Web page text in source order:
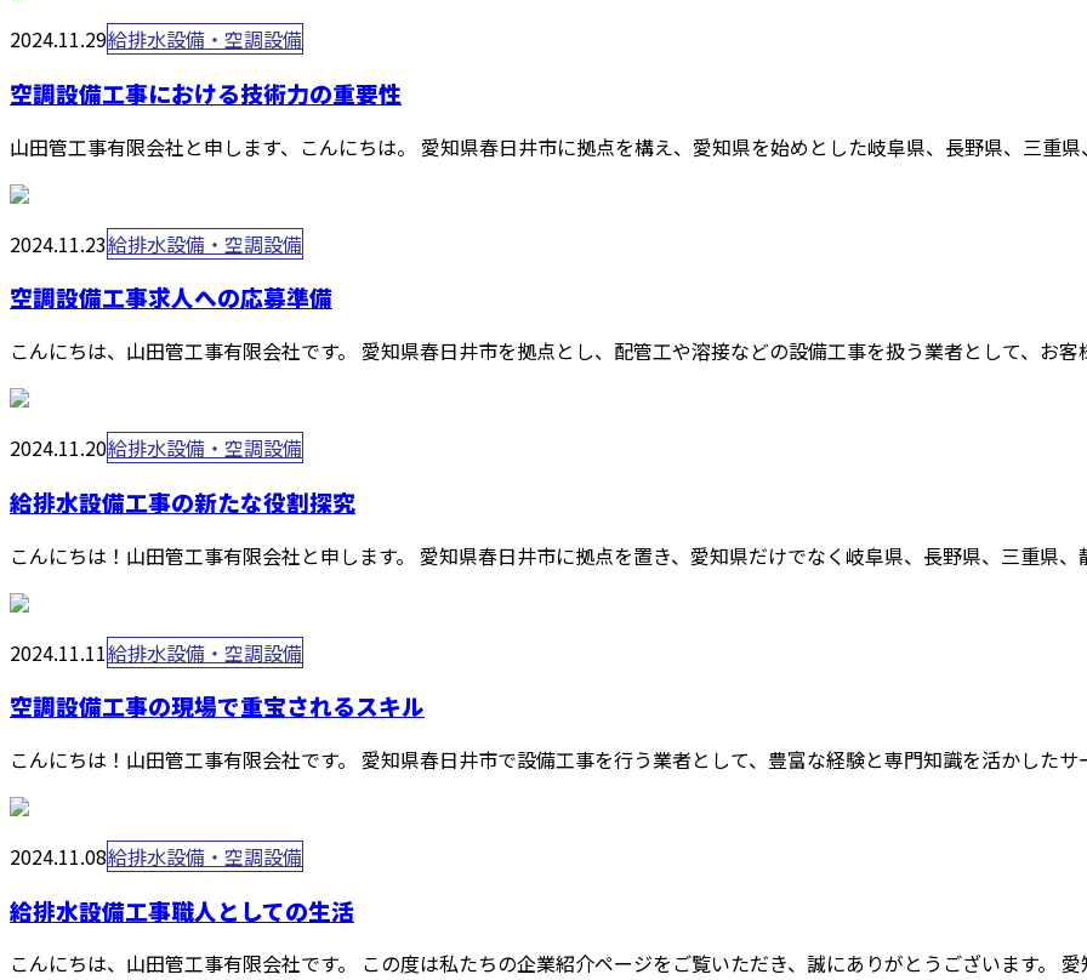
2024.11.29給排水設備・空調設備
空調設備工事における技術力の重要性
山田管工事有限会社と申します、こんにちは。 愛知県春日井市に拠点を構え、愛知県を始めとした岐阜県、長野県、三重
2024.11.23給排水設備・空調設備
空調設備工事求人への応募準備
こんにちは、山田管工事有限会社です。 愛知県春日井市を拠点とし、配管工や溶接などの設備工事を扱う業者として、お客
2024.11.20給排水設備・空調設備
給排水設備工事の新たな役割探究
こんにちは！山田管工事有限会社と申します。 愛知県春日井市に拠点を置き、愛知県だけでなく岐阜県、長野県、三重県、
2024.11.11給排水設備・空調設備
空調設備工事の現場で重宝されるスキル
こんにちは！山田管工事有限会社です。 愛知県春日井市で設備工事を行う業者として、豊富な経験と専門知識を活かしたサ
2024.11.08給排水設備・空調設備
給排水設備工事職人としての生活
こんにちは、山田管工事有限会社です。 この度は私たちの企業紹介ページをご覧いただき、誠にありがとうございます。